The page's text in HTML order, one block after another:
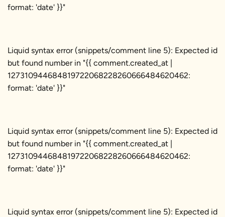
format: 'date' }}"
Liquid syntax error (snippets/comment line 5): Expected id
but found number in "{{ comment.created_at |
127310944684819722068228260666484620462:
format: 'date' }}"
Liquid syntax error (snippets/comment line 5): Expected id
but found number in "{{ comment.created_at |
127310944684819722068228260666484620462:
format: 'date' }}"
Liquid syntax error (snippets/comment line 5): Expected id